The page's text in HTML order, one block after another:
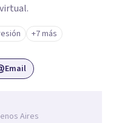
+7 más
Email
Aires